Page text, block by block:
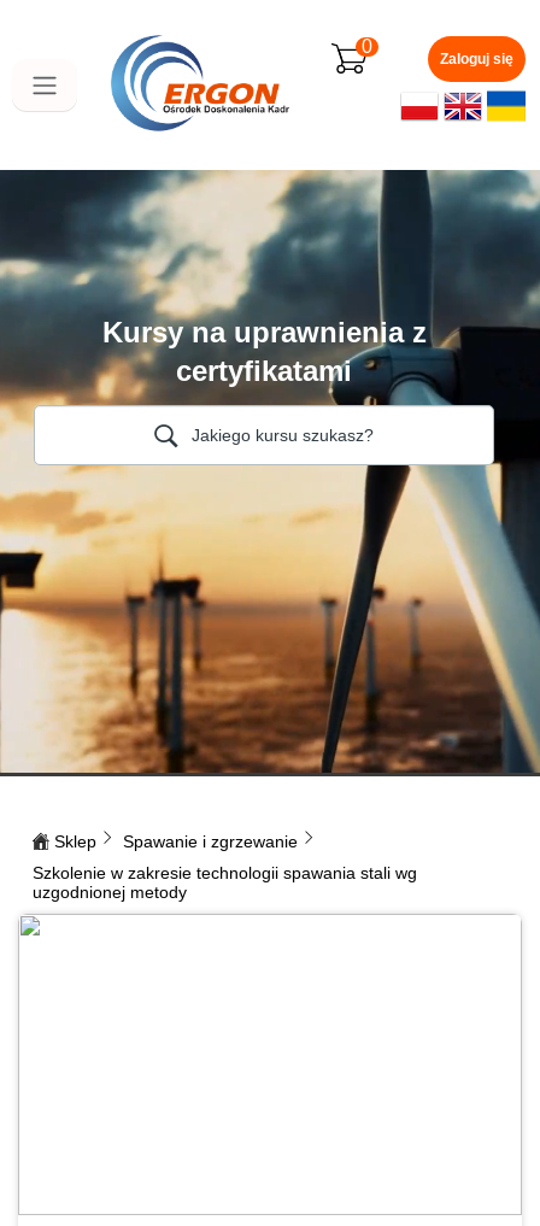
zawartości
0
Zaloguj się
Kursy na uprawnienia z
certyfikatami
Jakiego kursu szukasz?
Sklep
Spawanie i zgrzewanie
Szkolenie w zakresie technologii spawania stali wg
uzgodnionej metody